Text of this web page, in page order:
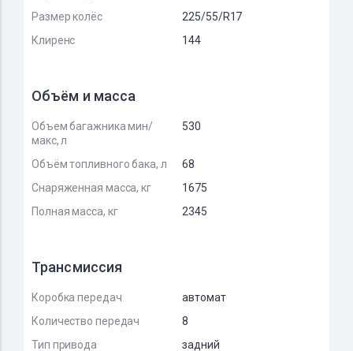
Размер колёс
225/55/R17
Клиренс
144
Объём и масса
Объем багажника мин/
макс, л
530
Объём топливного бака, л
68
Снаряженная масса, кг
1675
Полная масса, кг
2345
Трансмиссия
Коробка передач
автомат
Количество передач
8
Тип привода
задний